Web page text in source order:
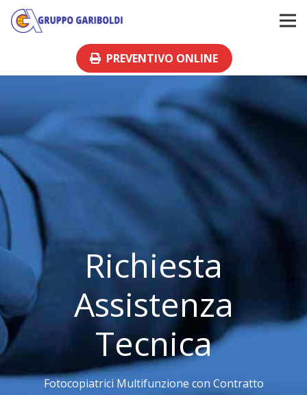
PREVENTIVO ONLINE
Richiesta
Assistenza
Tecnica
Fotocopiatrici Multifunzione con Contratto